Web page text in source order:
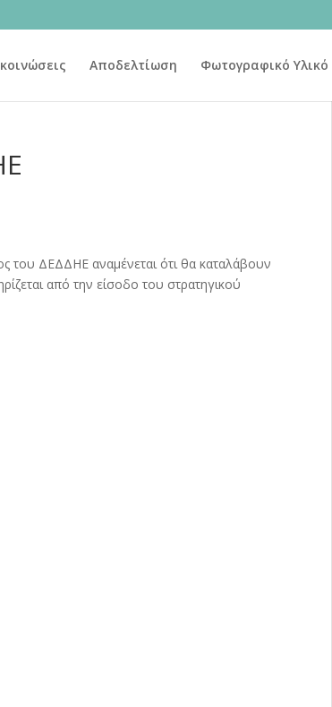
Αποδελτίωση Φωτογραφικό Υλικό
του ΔΕΔΔΗΕ αναμένεται ότι θα καταλάβουν
από την είσοδο του στρατηγικού